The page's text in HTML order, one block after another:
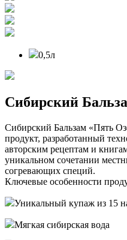
0,5л
Сибирский
Сибирский Бальзам «Пять
продукт, разработанный
авторским рецептам и
уникальном сочетании
согревающих специй.
Ключевые особенности
Уникальный купаж из 15
Мягкая сибирская вода